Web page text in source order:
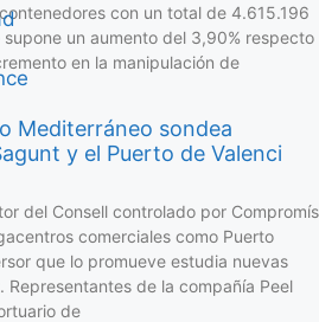
con un total de 4.615.196
un aumento del 3,90% respecto
en la manipulación de
Mediterráneo sondea
y el Puerto de Valenci
del Consell controlado por Compromís
comerciales como Puerto
que lo promueve estudia nuevas
Representantes de la compañía Peel
de